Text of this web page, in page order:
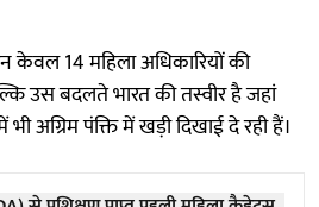
केवल 14 महिला अधिकारियों की
उस बदलते भारत की तस्वीर है जहां
अग्रिम पंक्ति में खड़ी दिखाई दे रही हैं।